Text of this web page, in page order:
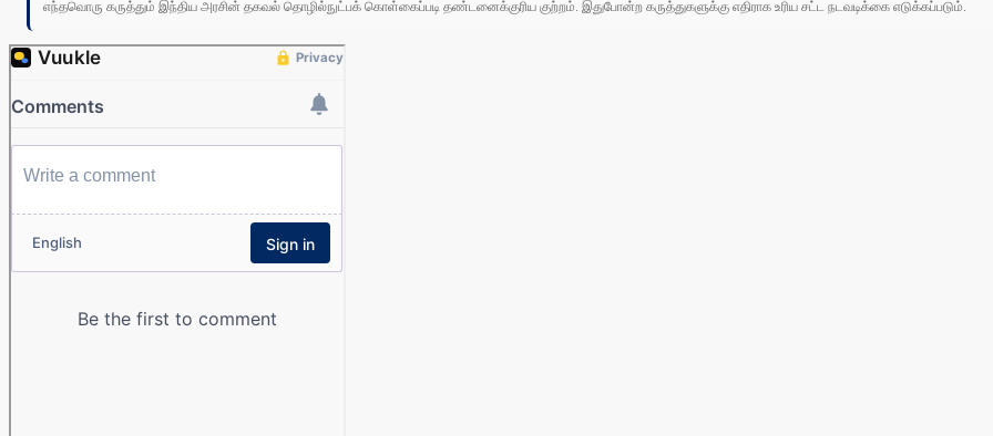
எந்தவொரு கருத்தும் இந்திய அரசின் தகவல் தொழில்நுட்பக் கொள்கைப்படி தண்டனைக்குரிய குற்றம். இதுபோன்ற கருத்துகளுக்கு எதிராக உரிய சட்ட நடவடிக்கை எடுக்கப்படும்.